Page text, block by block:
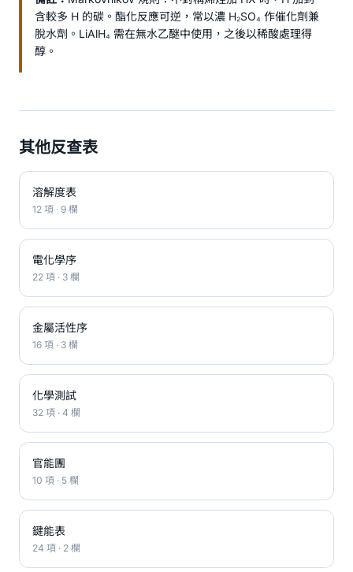
含較多 H 的碳。酯化反應可逆，常以濃 H₂SO₄ 作催化劑兼
脫水劑。LiAlH₄ 需在無水乙醚中使用，之後以稀酸處理得
醇。
其他反查表
溶解度表
12 項 · 9 欄
電化學序
22 項 · 3 欄
金屬活性序
16 項 · 3 欄
化學測試
32 項 · 4 欄
官能團
10 項 · 5 欄
鍵能表
24 項 · 2 欄